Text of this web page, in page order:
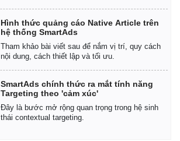
Hình thức quảng cáo Native Article trên
hệ thống SmartAds
Tham khảo bài viết sau để nắm vị trí, quy cách
nội dung, cách thiết lập và tối ưu.
SmartAds chính thức ra mắt tính năng
Targeting theo 'cảm xúc'
Đây là bước mở rộng quan trọng trong hệ sinh
thái contextual targeting.